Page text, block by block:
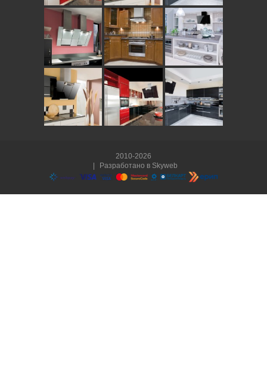
2010-2026
Разработано в Skyweb